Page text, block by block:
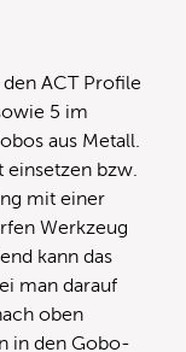
ACT Profile
5 im
aus Metall.
einsetzen bzw.
mit einer
Werkzeug
kann das
man darauf
oben
in den Gobo-